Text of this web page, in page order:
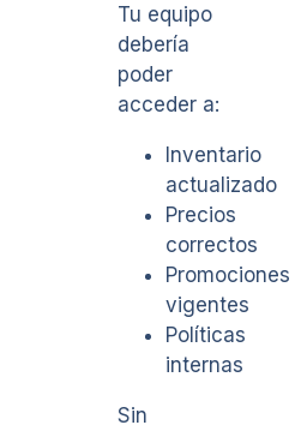
Tu equipo
debería
poder
acceder a:
Inventario
actualizado
Precios
correctos
Promociones
vigentes
Políticas
internas
Sin